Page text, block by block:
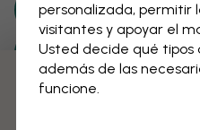
personalizada, permitir
visitantes y apoyar el
Usted decide qué tipos
además de las
funcione.